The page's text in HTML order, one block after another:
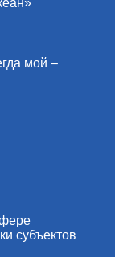
мой –
субъектов